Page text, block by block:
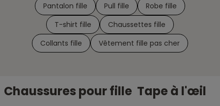
Pantalon fille
Pull fille
Robe fille
T-shirt fille
Chaussettes fille
Collants fille
Vêtement fille pas cher
Chaussures pour fille Tape à l'œil